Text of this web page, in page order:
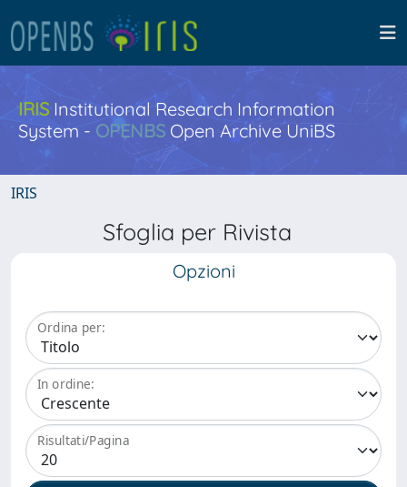
IRISInstitutional Research Information
System - OPENBS Open Archive UniBS
IRIS
Sfoglia per Rivista
Opzioni
Ordina per:
In ordine:
Risultati/Pagina